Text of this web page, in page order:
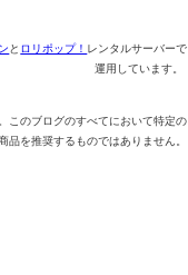
と ロリポップ！ レンタルサーバーで
運用しています。
このブログのすべてにおいて特定の
品を推奨するものではありません。